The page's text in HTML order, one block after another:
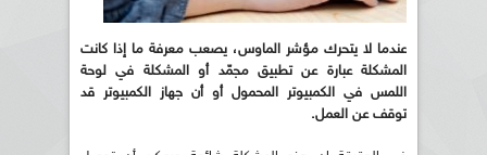
عندما لا يتحرك مؤشر الماوس، يصعب معرفة ما إذا كانت
المشكلة عبارة عن تطبيق مجمّد أو المشكلة في لوحة
اللمس في الكمبيوتر المحمول أو أن جهاز الكمبيوتر قد
توقف عن العمل.